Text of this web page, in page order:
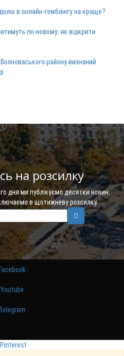
в онлайн-гемблінгу на краще?
по-новому: як відкрити
району визнаний
на розсилку
дня ми публікуємо десятки новин.
в щотижневу розсилку.
Facebook
Youtube
Telegram
Pinterest